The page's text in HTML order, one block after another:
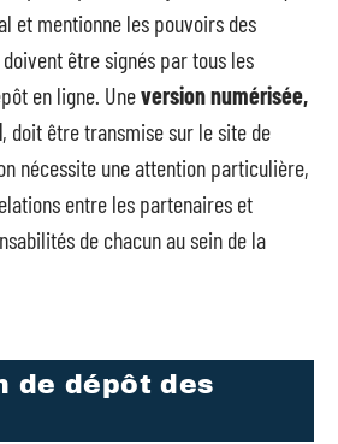
et mentionne les pouvoirs des
être signés par tous les
en ligne. Uneversion numérisée,
, doit être transmise sur le site de
nécessite une attention particulière,
entre les partenaires et
de chacun au sein de la
de dépôt des